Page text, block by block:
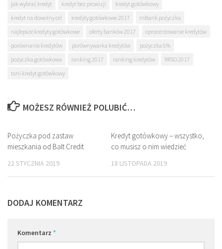
jak wybrać kredyt
kredyt bez prowizji
kredyt gotówkowy
kredyt na dowolny cel
kredyty gotówkowe 2017
mBank pożyczka
najlepsze kredyty gotówkowe
oferty banków 2017
oprocentowanie kredytów
porównanie kredytów
porównywarka kredytów
pożyczka 5%
pożyczka gotówkowa
ranking 2017 ranking kredytów
RRSO 2017
tani kredyt gotówkowy
MOŻESZ RÓWNIEŻ POLUBIĆ…
Pożyczka pod zastaw
mieszkania od Balt Credit
22 STYCZNIA 2019
Kredyt gotówkowy – wszystko,
co musisz o nim wiedzieć
18 LISTOPADA 2019
DODAJ KOMENTARZ
Komentarz *